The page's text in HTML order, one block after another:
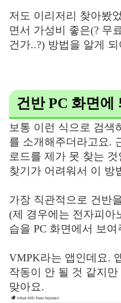
저도 이리저리 찾아봤
면서 가성비 좋은(? 무
건가..?) 방법을 알게
건반 PC 화면에
보통 이런 식으로 검색
를 소개해주더라고요.
로드를 제가 못 찾는
찾기가 어려워서 이 방
가장 직관적으로 건반
(제 경우에는 전자피아
습을 PC 화면에서 보
VMPK라는 앱인데요.
작동이 안 될 것 같지만
맞아요.